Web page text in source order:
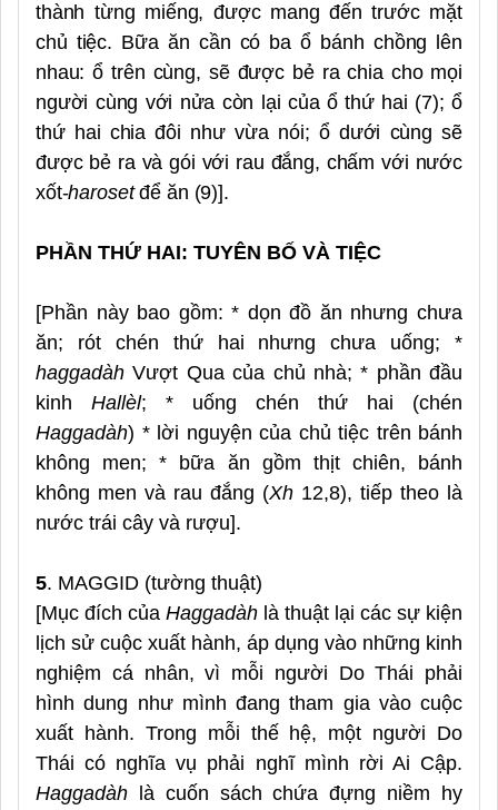
thành từng miếng, được mang đến trước mặt
chủ tiệc. Bữa ăn cần có ba ổ bánh chồng lên
nhau: ổ trên cùng, sẽ được bẻ ra chia cho mọi
người cùng với nửa còn lại của ổ thứ hai (7); ổ
thứ hai chia đôi như vừa nói; ổ dưới cùng sẽ
được bẻ ra và gói với rau đắng, chấm với nước
xốt-harosetđể ăn (9)].
PHẦN THỨ HAI: TUYÊN BỐ VÀ TIỆC
[Phần này bao gồm: * dọn đồ ăn nhưng chưa
ăn; rót chén thứ hai nhưng chưa uống; *
haggadàh Vượt Qua của chủ nhà; * phần đầu
kinh Hallèl; * uống chén thứ hai (chén
Haggadàh) * lời nguyện của chủ tiệc trên bánh
không men; * bữa ăn gồm thịt chiên, bánh
không men và rau đắng (Xh 12,8), tiếp theo là
nước trái cây và rượu].
5. MAGGID (tường thuật)
[Mục đích của Haggadàh là thuật lại các sự kiện
lịch sử cuộc xuất hành, áp dụng vào những kinh
nghiệm cá nhân, vì mỗi người Do Thái phải
hình dung như mình đang tham gia vào cuộc
xuất hành. Trong mỗi thế hệ, một người Do
Thái có nghĩa vụ phải nghĩ mình rời Ai Cập.
Haggadàh là cuốn sách chứa đựng niềm hy